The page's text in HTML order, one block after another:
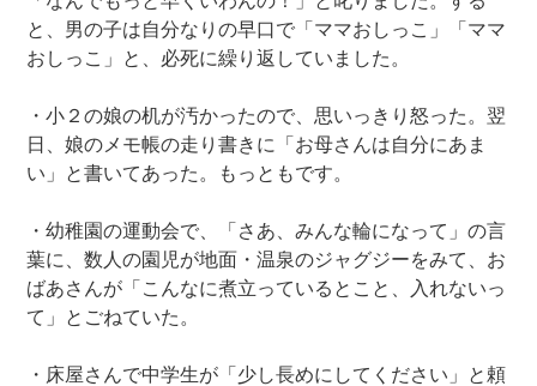
と、男の子は自分なりの早口で「ママおしっこ」「ママ
おしっこ」と、必死に繰り返していました。
・小２の娘の机が汚かったので、思いっきり怒った。翌
日、娘のメモ帳の走り書きに「お母さんは自分にあま
い」と書いてあった。もっともです。
・幼稚園の運動会で、「さあ、みんな輪になって」の言
葉に、数人の園児が地面・温泉のジャグジーをみて、お
ばあさんが「こんなに煮立っているとこと、入れないっ
て」とごねていた。
・床屋さんで中学生が「少し長めにしてください」と頼